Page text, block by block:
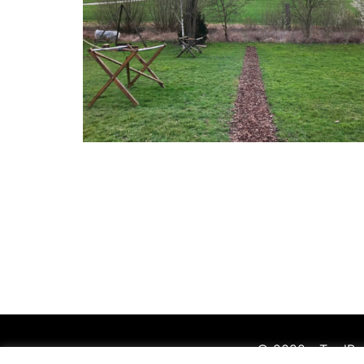
© 2022 -